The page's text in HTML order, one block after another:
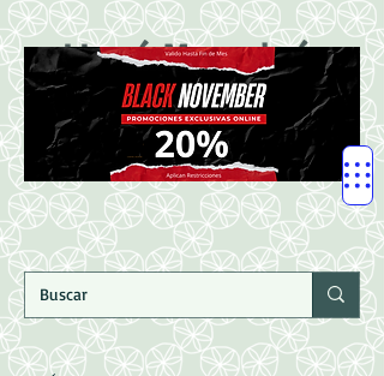
LLegó Mercadería
Nuevaaaaaa!!!!!